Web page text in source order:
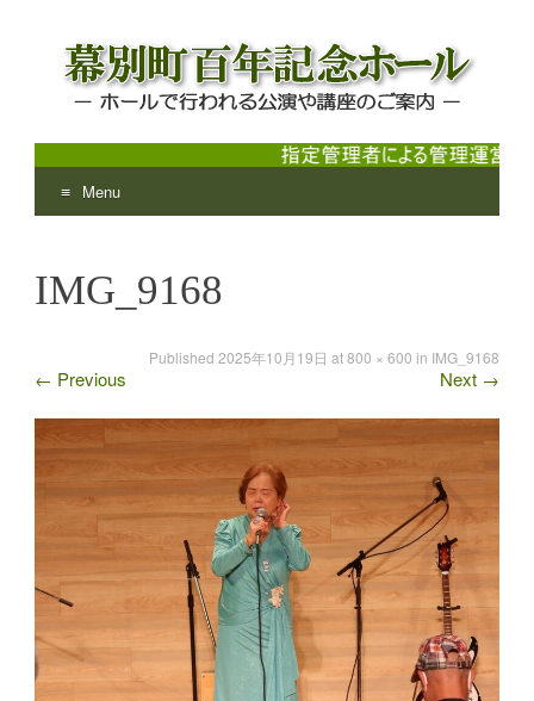
幕別町百年記念ホール
ホールで行われる公演や講座のご案内
Menu
content
IMG_9168
Published 2025年10月19日 at800 × 600 in IMG_9168
← Previous Next →